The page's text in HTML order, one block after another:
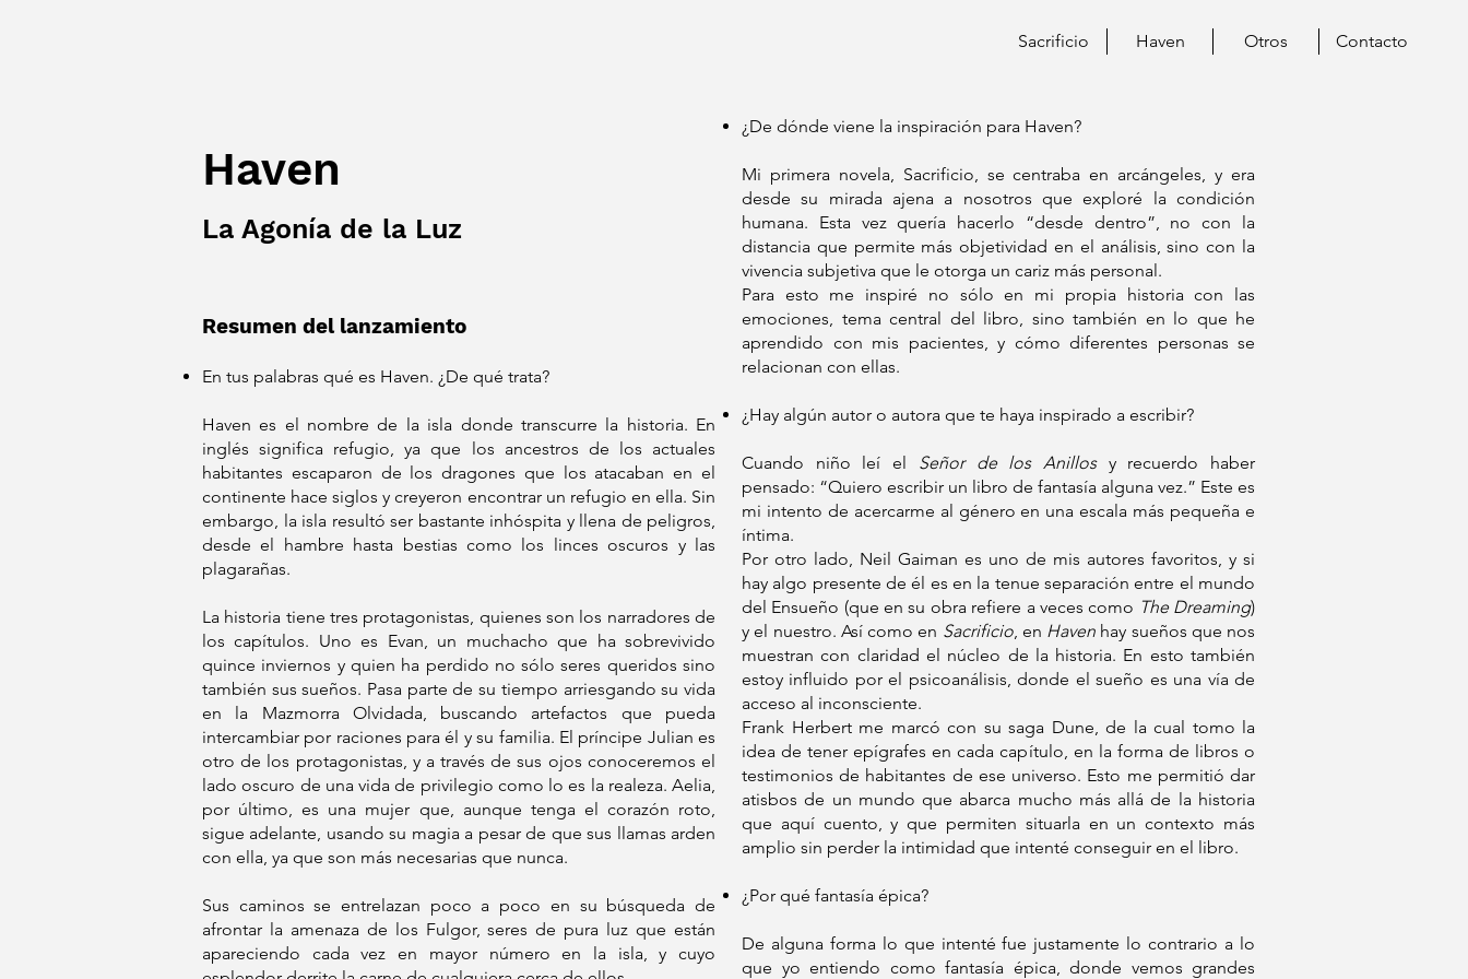
Sacrificio Haven Otros Contacto
Haven
La Agonía de la Luz
Resumen del lanzamiento
En tus palabras qué es Haven. ¿De qué trata?
Haven es el nombre de la isla donde transcurre la historia. En
inglés significa refugio, ya que los ancestros de los actuales
habitantes escaparon de los dragones que los atacaban en el
continente hace siglos y creyeron encontrar un refugio en ella. Sin
embargo, la isla resultó ser bastante inhóspita y llena de peligros,
desde el hambre hasta bestias como los linces oscuros y las
plagarañas.
La historia tiene tres protagonistas, quienes son los narradores de
los capítulos. Uno es Evan, un muchacho que ha sobrevivido
quince inviernos y quien ha perdido no sólo seres queridos sino
también sus sueños. Pasa parte de su tiempo arriesgando su vida
en la Mazmorra Olvidada, buscando artefactos que pueda
intercambiar por raciones para él y su familia. El príncipe Julian es
otro de los protagonistas, y a través de sus ojos conoceremos el
lado oscuro de una vida de privilegio como lo es la realeza. Aelia,
por último, es una mujer que, aunque tenga el corazón roto,
sigue adelante, usando su magia a pesar de que sus llamas arden
con ella, ya que son más necesarias que nunca.
Sus caminos se entrelazan poco a poco en su búsqueda de
afrontar la amenaza de los Fulgor, seres de pura luz que están
apareciendo cada vez en mayor número en la isla, y cuyo
¿De dónde viene la inspiración para Haven?
Mi primera novela, Sacrificio, se centraba en arcángeles, y era
desde su mirada ajena a nosotros que exploré la condición
humana. Esta vez quería hacerlo “desde dentro”, no con la
distancia que permite más objetividad en el análisis, sino con la
vivencia subjetiva que le otorga un cariz más personal.
Para esto me inspiré no sólo en mi propia historia con las
emociones, tema central del libro, sino también en lo que he
aprendido con mis pacientes, y cómo diferentes personas se
relacionan con ellas.
¿Hay algún autor o autora que te haya inspirado a escribir?
Cuando niño leí el Señor de los Anillosy recuerdo haber
pensado: “Quiero escribir un libro de fantasía alguna vez.” Este es
mi intento de acercarme al género en una escala más pequeña e
íntima.
Por otro lado, Neil Gaiman es uno de mis autores favoritos, y si
hay algo presente de él es en la tenue separación entre el mundo
del Ensueño (que en su obra refiere a veces como The Dreaming)
y el nuestro. Así como en Sacrificio, en Haven hay sueños que nos
muestran con claridad el núcleo de la historia. En esto también
estoy influido por el psicoanálisis, donde el sueño es una vía de
acceso al inconsciente.
Frank Herbert me marcó con su saga Dune, de la cual tomo la
idea de tener epígrafes en cada capítulo, en la forma de libros o
testimonios de habitantes de ese universo. Esto me permitió dar
atisbos de un mundo que abarca mucho más allá de la historia
que aquí cuento, y que permiten situarla en un contexto más
amplio sin perder la intimidad que intenté conseguir en el libro.
¿Por qué fantasía épica?
De alguna forma lo que intenté fue justamente lo contrario a lo
que yo entiendo como fantasía épica, donde vemos grandes